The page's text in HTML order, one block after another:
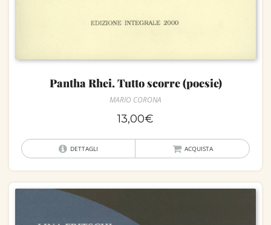
Pantha Rhei. Tutto scorre (poesie)
MARIO CORONA
13,00€
DETTAGLI ACQUISTA